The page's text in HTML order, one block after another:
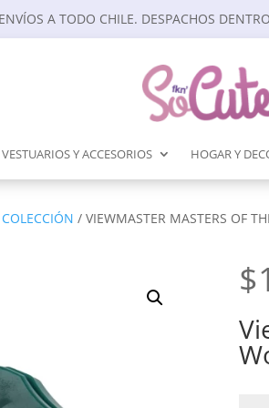
ENVÍOS A TODO CHILE. DESPACHOS
VESTUARIOS Y ACCESORIOS HOGAR Y
/ VIEWMASTER MASTERS OF
$